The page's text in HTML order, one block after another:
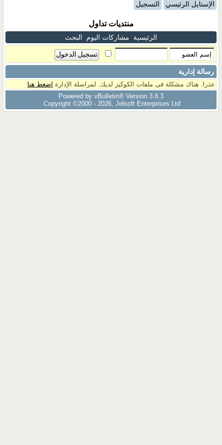
الإستايل الرئيسي التسجيل
منتديات تداول
الرئيسية مشاركات اليوم البحث
رسالة إدارية
عذرا. هناك مشكلة فى ملفات الكوكيز لديك. لمراسلة الإدارة اضغط هنا
Powered by vBulletin® Version 3.8.3
Copyright ©2000 - 2026, Jelsoft Enterprises Ltd.